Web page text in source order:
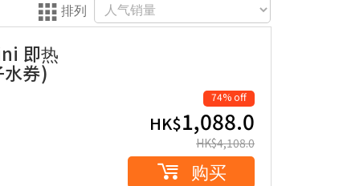
排列
即热
水券)
74% off
HK$1,088.0
HK$4,108.0
购买